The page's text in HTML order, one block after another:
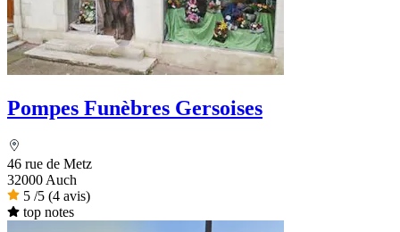
Pompes Funèbres Gersoises
46 rue de Metz
32000 Auch
5 /5 (4 avis)
top notes